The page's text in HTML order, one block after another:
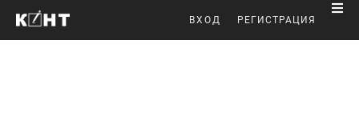
ВХОД РЕГИСТРАЦИЯ